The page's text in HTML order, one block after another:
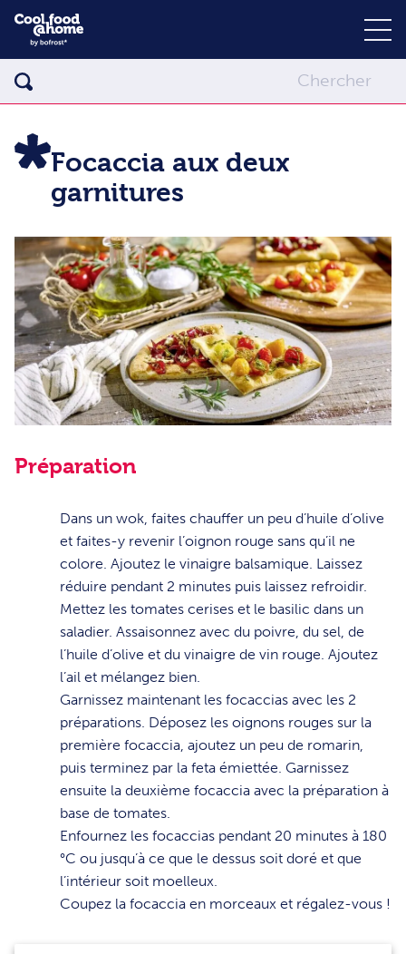
Focaccia aux deux
garnitures
Préparation
Dans un wok, faites chauffer un peu d’huile d’olive
et faites-y revenir l’oignon rouge sans qu’il ne
colore. Ajoutez le vinaigre balsamique. Laissez
réduire pendant 2 minutes puis laissez refroidir.
Mettez les tomates cerises et le basilic dans un
saladier. Assaisonnez avec du poivre, du sel, de
l’huile d’olive et du vinaigre de vin rouge. Ajoutez
l’ail et mélangez bien.
Garnissez maintenant les focaccias avec les 2
préparations. Déposez les oignons rouges sur la
première focaccia, ajoutez un peu de romarin,
puis terminez par la feta émiettée. Garnissez
ensuite la deuxième focaccia avec la préparation à
base de tomates.
Enfournez les focaccias pendant 20 minutes à 180
°C ou jusqu’à ce que le dessus soit doré et que
l’intérieur soit moelleux.
Coupez la focaccia en morceaux et régalez-vous !